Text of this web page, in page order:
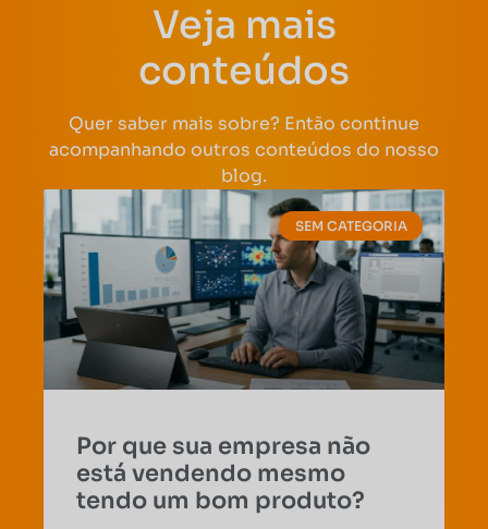
Veja mais
conteúdos
Quer saber mais sobre? Então continue
acompanhando outros conteúdos do nosso
blog.
SEM CATEGORIA
Por que sua empresa não
está vendendo mesmo
tendo um bom produto?